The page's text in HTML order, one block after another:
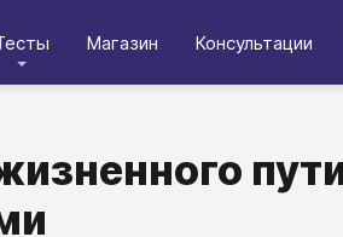
Магазин Консультации